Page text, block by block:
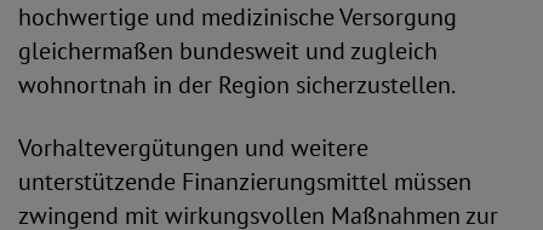
hochwertige und medizinische Versorgung
gleichermaßen bundesweit und zugleich
wohnortnah in der Region sicherzustellen.
Vorhaltevergütungen und weitere
unterstützende Finanzierungsmittel müssen
zwingend mit wirkungsvollen Maßnahmen zur